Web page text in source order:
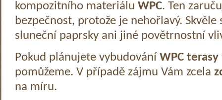
kompozitního materiálu WPC. Ten
bezpečnost, protože je nehořlavý.
sluneční paprsky ani jiné povětrnostní
Pokud plánujete vybudování WPC terasy
pomůžeme. V případě zájmu Vám zcela
na míru.